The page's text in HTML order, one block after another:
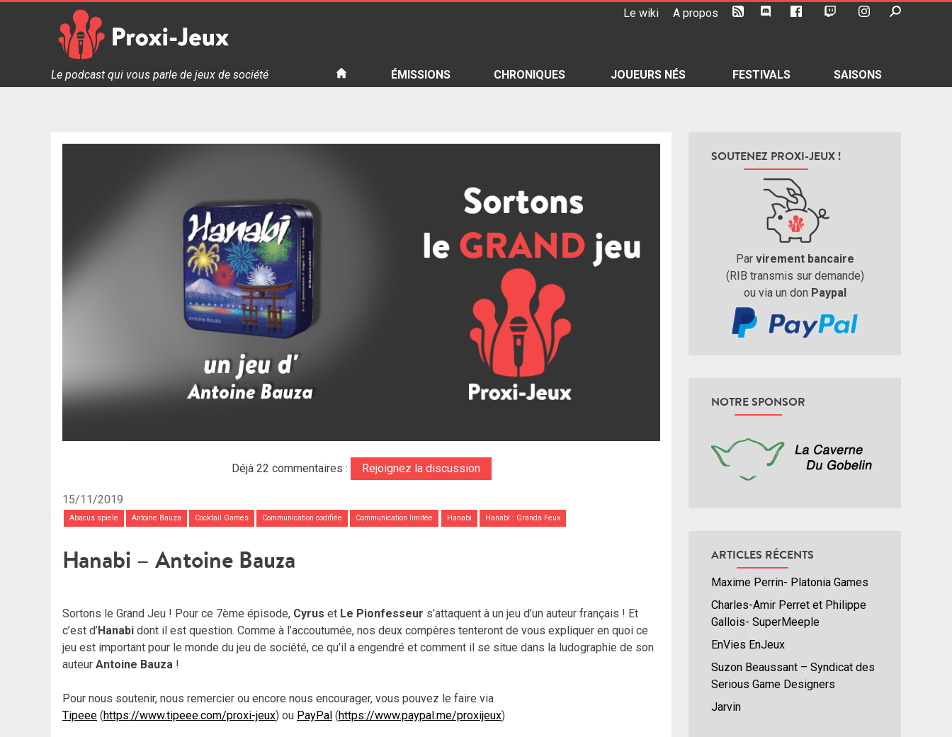
Le wiki A propos
Proxi Jeux - Le podcast qui vous parle de jeux de société
Le podcast qui vous parle de jeux de société ÉMISSIONS CHRONIQUES JOUEURS NÉS FESTIVALS SAISONS
Déjà 22 commentaires : Rejoignez la discussion
15/11/2019
Abacus spiele Antoine Bauza Cocktail Games Communication codifiée Communication limitée Hanabi Hanabi : Grands Feux
Hanabi – Antoine Bauza
Sortons le Grand Jeu ! Pour ce 7ème épisode, Cyrus et Le Pionfesseur s’attaquent à un jeu d’un auteur français ! Et
c’est d’Hanabi dont il est question. Comme à l’accoutumée, nos deux compères tenteront de vous expliquer en quoi ce
jeu est important pour le monde du jeu de société, ce qu’il a engendré et comment il se situe dans la ludographie de son
auteur Antoine Bauza !
Pour nous soutenir, nous remercier ou encore nous encourager, vous pouvez le faire via
Tipeee (https://www.tipeee.com/proxi-jeux) ou PayPal (https://www.paypal.me/proxijeux)
SOUTENEZ PROXI-JEUX !
Par virement bancaire
(RIB transmis sur demande)
ou via un don Paypal
NOTRE SPONSOR
ARTICLES RÉCENTS
Maxime Perrin- Platonia Games
Charles-Amir Perret et Philippe
Gallois- SuperMeeple
EnVies EnJeux
Suzon Beaussant – Syndicat des
Serious Game Designers
Jarvin